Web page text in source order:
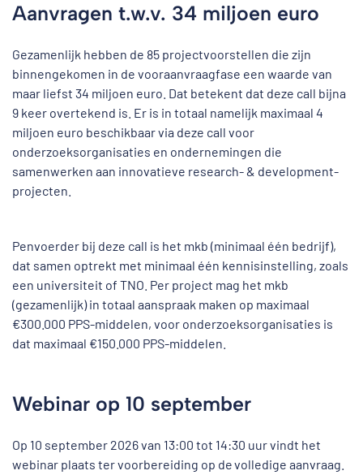
Aanvragen t.w.v. 34 miljoen euro
Gezamenlijk hebben de 85 projectvoorstellen die zijn
binnengekomen in de vooraanvraagfase een waarde van
maar liefst 34 miljoen euro. Dat betekent dat deze call bijna
9 keer overtekend is. Er is in totaal namelijk maximaal 4
miljoen euro beschikbaar via deze call voor
onderzoeksorganisaties en ondernemingen die
samenwerken aan innovatieve research- & development-
projecten.
Penvoerder bij deze call is het mkb (minimaal één bedrijf),
dat samen optrekt met minimaal één kennisinstelling, zoals
een universiteit of TNO. Per project mag het mkb
(gezamenlijk) in totaal aanspraak maken op maximaal
€300.000 PPS-middelen, voor onderzoeksorganisaties is
dat maximaal €150.000 PPS-middelen.
Webinar op 10 september
Op 10 september 2026 van 13:00 tot 14:30 uur vindt het
webinar plaats ter voorbereiding op de volledige aanvraag.